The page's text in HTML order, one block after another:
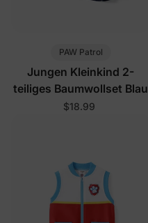
PAW Patrol
Jungen Kleinkind 2-
teiliges Baumwollset Blau
$18.99